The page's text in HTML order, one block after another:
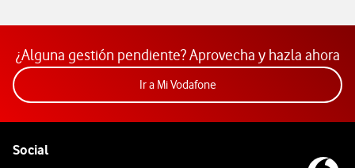
¿Alguna gestión pendiente? Aprovecha y hazla ahora
Ir a Mi VodafoneAcceder a la app Mi
Social